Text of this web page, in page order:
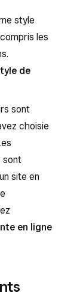
style
les
de
sont
choisie
sont
site en
en ligne